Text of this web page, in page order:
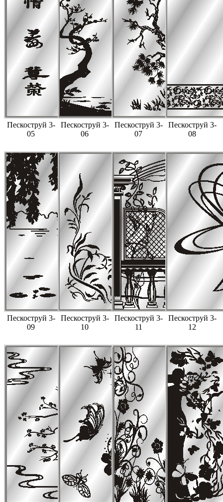
Пескоструй 3-
05
Пескоструй 3-
06
Пескоструй 3-
07
Пескоструй 3-
08
Пескоструй 3-
09
Пескоструй 3-
10
Пескоструй 3-
11
Пескоструй 3-
12